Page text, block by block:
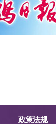
政策法规